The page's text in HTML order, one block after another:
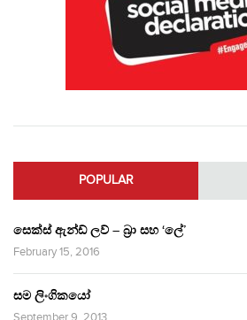
POPULAR
සෙක්ස් ඇන්ඩ් ලව් – බ්‍රා සහ ‘ලේ’
February 15, 2016
සම ලිංගිකයෝ